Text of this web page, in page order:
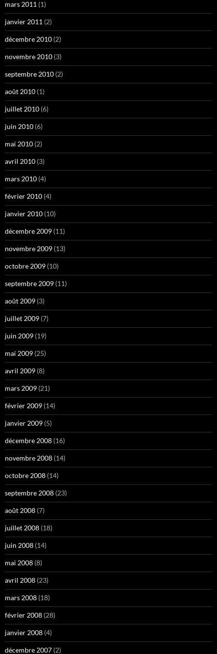
mars 2011 (1)
janvier 2011 (2)
décembre 2010 (2)
novembre 2010 (3)
septembre 2010 (2)
août 2010 (1)
juillet 2010 (6)
juin 2010 (6)
mai 2010 (2)
avril 2010 (3)
mars 2010 (4)
février 2010 (4)
janvier 2010 (10)
décembre 2009 (11)
novembre 2009 (13)
octobre 2009 (10)
septembre 2009 (11)
août 2009 (3)
juillet 2009 (7)
juin 2009 (19)
mai 2009 (25)
avril 2009 (8)
mars 2009 (21)
février 2009 (14)
janvier 2009 (5)
décembre 2008 (16)
novembre 2008 (14)
octobre 2008 (14)
septembre 2008 (23)
août 2008 (7)
juillet 2008 (18)
juin 2008 (14)
mai 2008 (8)
avril 2008 (23)
mars 2008 (18)
février 2008 (28)
janvier 2008 (4)
décembre 2007 (2)